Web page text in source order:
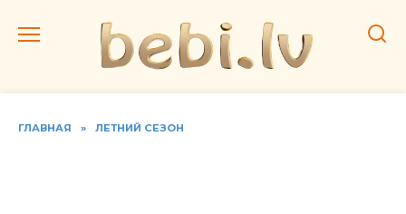
ГЛАВНАЯ » ЛЕТНИЙ СЕЗОН